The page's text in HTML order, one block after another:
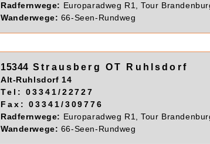
Radfernwege: Europaradweg R1, Tour
Wanderwege: 66-Seen-Rundweg
15344 Strausberg OT Ruhlsdorf
Alt-Ruhlsdorf 14
Tel: 03341/22727
Fax: 03341/309776
Radfernwege: Europaradweg R1, Tour
Wanderwege: 66-Seen-Rundweg